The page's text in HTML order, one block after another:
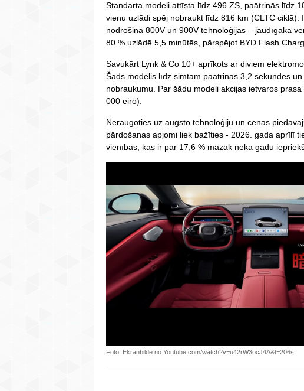
Standarta modeļi attīsta līdz 496 ZS, paātrinās līdz
vienu uzlādi spēj nobraukt līdz 816 km (CLTC ciklā).
nodrošina 800V un 900V tehnoloģijas – jaudīgākā
80 % uzlādē 5,5 minūtēs, pārspējot BYD Flash
Savukārt Lynk & Co 10+ aprīkots ar diviem
Šāds modelis līdz simtam paātrinās 3,2 sekundēs
nobraukumu. Par šādu modeli akcijas ietvaros
000 eiro).
Neraugoties uz augsto tehnoloģiju un cenas
pārdošanas apjomi liek bažīties - 2026. gada aprīlī
vienības, kas ir par 17,6 % mazāk nekā gadu
Foto: Ekrānbilde no Youtube.com/watch?v=u42rW3ocJ4A&t=206s